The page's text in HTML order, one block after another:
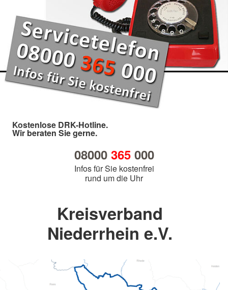
Kostenlose DRK-Hotline.
Wir beraten Sie gerne.
08000 365000
Infos für Sie kostenfrei
rund um die Uhr
Kreisverband
Niederrhein e.V.